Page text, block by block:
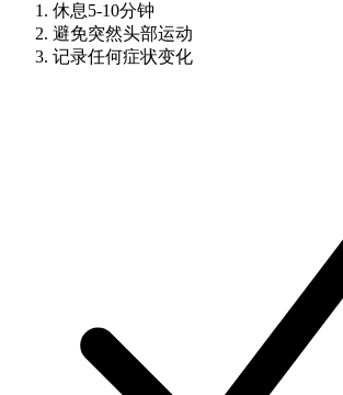
休息5-10分钟
避免突然头部运动
记录任何症状变化